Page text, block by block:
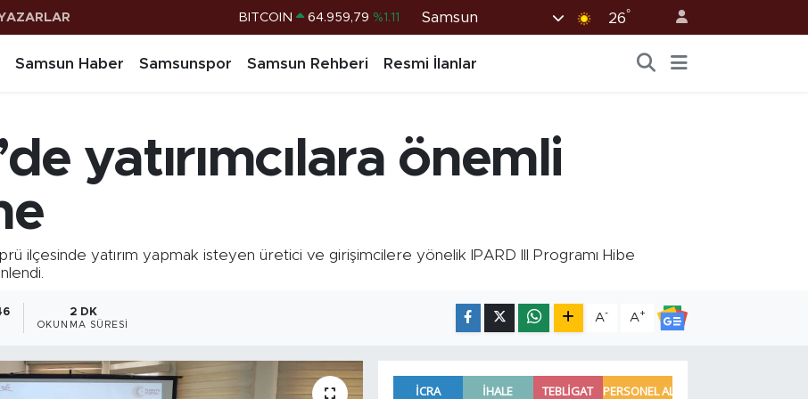
DOLAR 47,7436 %0.18
BİST100 13.779 %-14
BITCOIN 64.959,79 %1.11
Samsun 26°
Samsun Haber Samsunspor Samsun Rehberi Resmi İlanlar
yatırımcılara önemli
ilçesinde yatırım yapmak isteyen üretici ve girişimcilere yönelik IPARD III Programı Hibe
2 DK
OKUNMA SÜRESI
A- A+